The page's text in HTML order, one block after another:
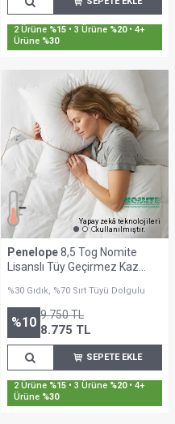
Sepette %30'a Varan İndirim
Yapay zekâ teknolojileri
kullanılmıştır.
Penelope8,5 Tog Nomite
Lisanslı Tüy Geçirmez Kaz
Bronze Serisi
%30 Gıdık, %70 Sırt Tüyü Dolgulu
%10 9.750TL
8.775 TL
SEPETE EKLE
Sepette %30'a Varan İndirim